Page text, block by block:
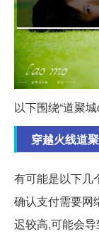
以下围绕“道聚
穿越火线道
有可能是以下几
确认支付需要网
迟较高,可能会导